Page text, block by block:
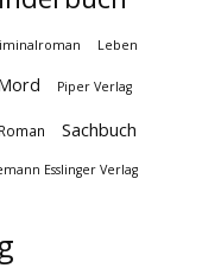
Leben
Piper Verlag
Roman Sachbuch
Esslinger Verlag